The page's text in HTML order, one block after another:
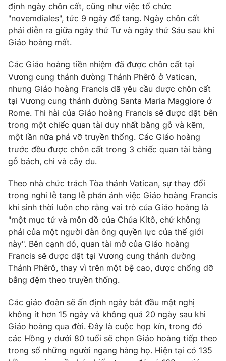
® Cấm sao chép dưới mọi hình thức nếu không có sự chấp
thuận bằng văn bản. Ghi rõ nguồn VTV.vn khi phát hành lại
thông tin từ website này.
định ngày chôn cất, cũng như việc tổ chức
"novemdiales", tức 9 ngày để tang. Ngày chôn cất
phải diễn ra giữa ngày thứ Tư và ngày thứ Sáu sau khi
Giáo hoàng mất.
Các Giáo hoàng tiền nhiệm đã được chôn cất tại
Vương cung thánh đường Thánh Phêrô ở Vatican,
nhưng Giáo hoàng Francis đã yêu cầu được chôn cất
tại Vương cung thánh đường Santa Maria Maggiore ở
Rome. Thi hài của Giáo hoàng Francis sẽ được đặt bên
trong một chiếc quan tài duy nhất bằng gỗ và kẽm,
một lần nữa phá vỡ truyền thống. Các Giáo hoàng
trước đều được chôn cất trong 3 chiếc quan tài bằng
gỗ bách, chì và cây du.
Theo nhà chức trách Tòa thánh Vatican, sự thay đổi
trong nghi lễ tang lễ phản ánh việc Giáo hoàng Francis
khi sinh thời luôn cho rằng vai trò của Giáo hoàng là
"một mục tử và môn đồ của Chúa Kitô, chứ không
phải của một người đàn ông quyền lực của thế giới
này". Bên cạnh đó, quan tài mở của Giáo hoàng
Francis sẽ được đặt tại Vương cung thánh đường
Thánh Phêrô, thay vì trên một bệ cao, được chống đỡ
bằng đệm theo truyền thống.
Các giáo đoàn sẽ ấn định ngày bắt đầu mật nghị
không ít hơn 15 ngày và không quá 20 ngày sau khi
Giáo hoàng qua đời. Đây là cuộc họp kín, trong đó
các Hồng y dưới 80 tuổi sẽ chọn Giáo hoàng tiếp theo
trong số những người ngang hàng họ. Hiện tại có 135